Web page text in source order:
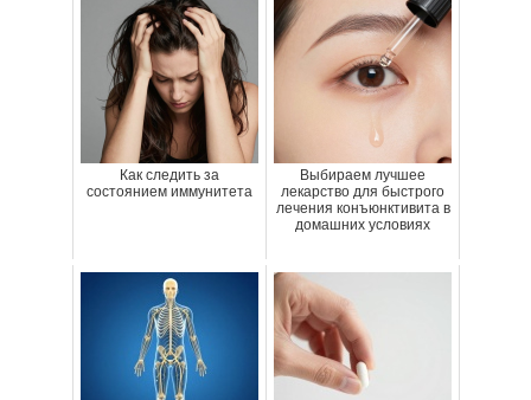
Как следить за
состоянием иммунитета
Выбираем лучшее
лекарство для быстрого
лечения конъюнктивита в
домашних условиях